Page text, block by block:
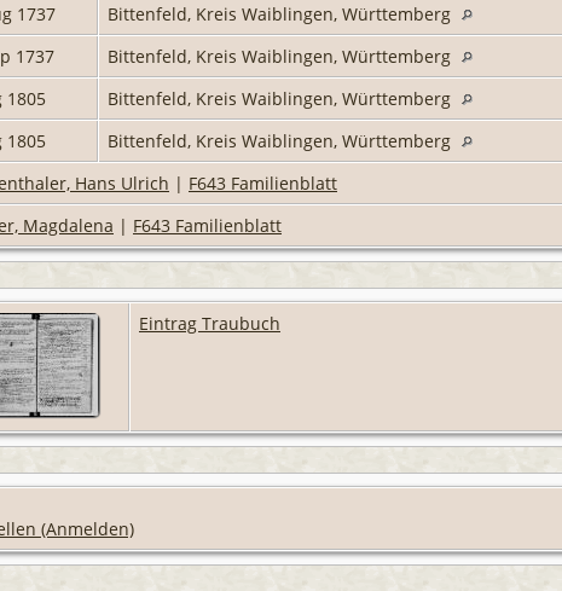
1737
Bittenfeld, Kreis Waiblingen, Württemberg
1737
Bittenfeld, Kreis Waiblingen, Württemberg
1805
Bittenfeld, Kreis Waiblingen, Württemberg
1805
Bittenfeld, Kreis Waiblingen, Württemberg
Hans Ulrich | F643 Familienblatt
Magdalena | F643 Familienblatt
Eintrag Traubuch
(Anmelden)